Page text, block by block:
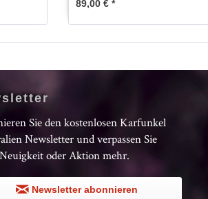
89,00 € *
Sie den kostenlosen Karfunkel
Newsletter und verpassen Sie
oder Aktion mehr.
Newsletter abonnieren